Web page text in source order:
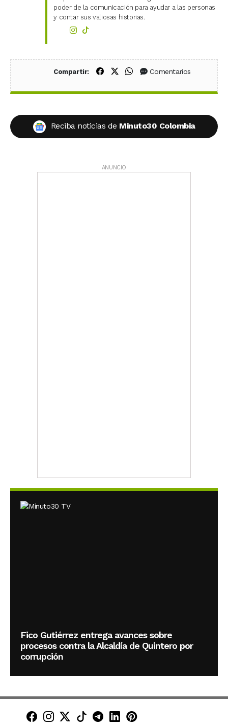
poder de la comunicación para ayudar a las personas
y contar sus valiosas historias.
Compartir: Compartir en Facebook
Compartir en X (Twitter)
Compartir en WhatsApp
Comentarios
Reciba noticias de Minuto30 Colombia
ANUNCIO
Fico Gutiérrez entrega avances sobre
procesos contra la Alcaldía de Quintero por
corrupción
Minuto30 en Facebook
Minuto30 en Instagram
Minuto30 en X (Twitter)
Minuto30 en TikTok
Canal de Minuto30 en
Minuto30 en LinkedIn
Minuto30 en